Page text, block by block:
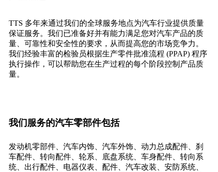
TTS 多年来通过我们的全球服务地点为汽车行业提供质量
保证服务。我们已准备好并有能力满足您对汽车产品的质
量、可靠性和安全性的要求，从而提高您的市场竞争力。
我们经验丰富的检验员根据生产零件批准流程 (PPAP) 程序
执行操作，可以帮助您在生产过程的每个阶段控制产品质
量。
我们服务的汽车零部件包括
发动机零部件、汽车内饰、汽车外饰、动力总成配件、刹
车配件、转向配件、轮系、底盘系统、车身配件、转向系
统、出行配件、电器仪表、配件、汽车改装、安防系统、